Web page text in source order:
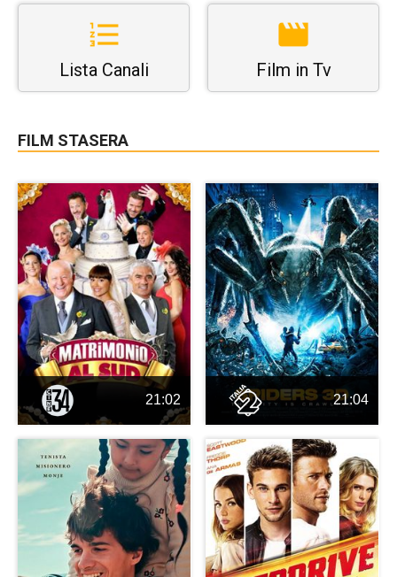
Lista Canali Film in Tv
FILM STASERA
21:02 21:04